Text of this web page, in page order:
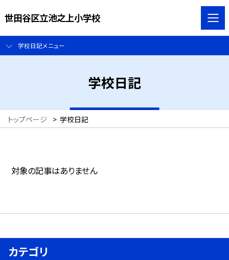
世田谷区立池之上小学校
学校日記メニュー
学校日記
トップページ > 学校日記
対象の記事はありません
カテゴリ